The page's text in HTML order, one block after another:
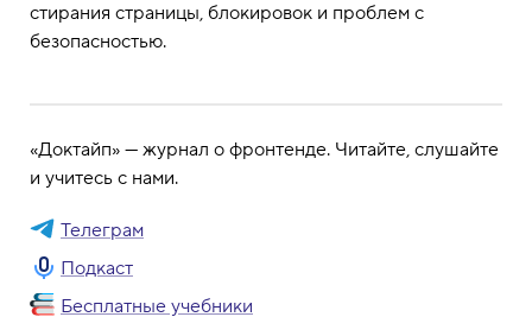
стирания страницы, блокировок и проблем с
безопасностью.
«Доктайп» — журнал о фронтенде. Читайте, слушайте
и учитесь с нами.
Телеграм
Подкаст
Бесплатные учебники